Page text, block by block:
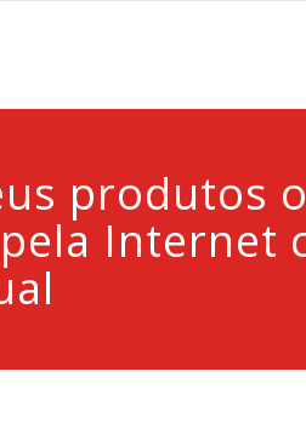
produtos
Internet